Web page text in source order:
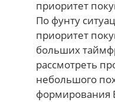
приоритет
По фунту
приоритет
больших
рассмотреть
небольшого
формирования